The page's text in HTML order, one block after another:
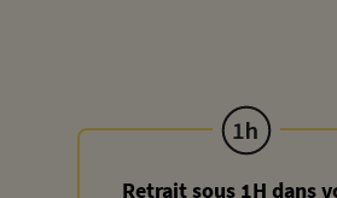
Retrait sous 1H dans